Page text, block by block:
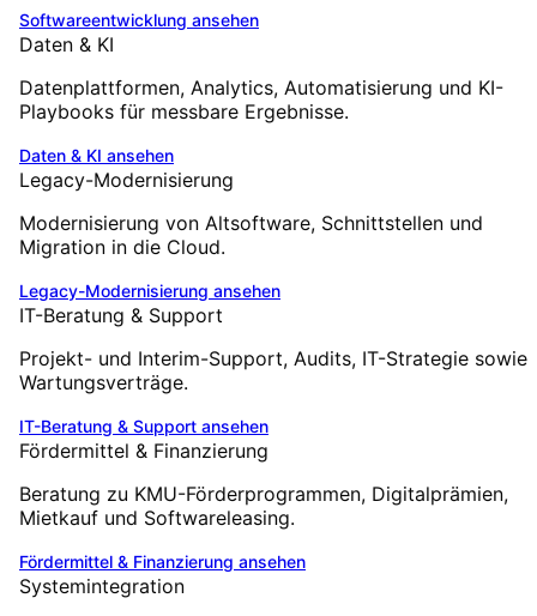
Softwareentwicklung ansehen
Daten & KI
Datenplattformen, Analytics, Automatisierung und KI-
Playbooks für messbare Ergebnisse.
Daten & KI ansehen
Legacy-Modernisierung
Modernisierung von Altsoftware, Schnittstellen und
Migration in die Cloud.
Legacy-Modernisierung ansehen
IT-Beratung & Support
Projekt- und Interim-Support, Audits, IT-Strategie sowie
Wartungsverträge.
IT-Beratung & Support ansehen
Fördermittel & Finanzierung
Beratung zu KMU-Förderprogrammen, Digitalprämien,
Mietkauf und Softwareleasing.
Fördermittel & Finanzierung ansehen
Systemintegration